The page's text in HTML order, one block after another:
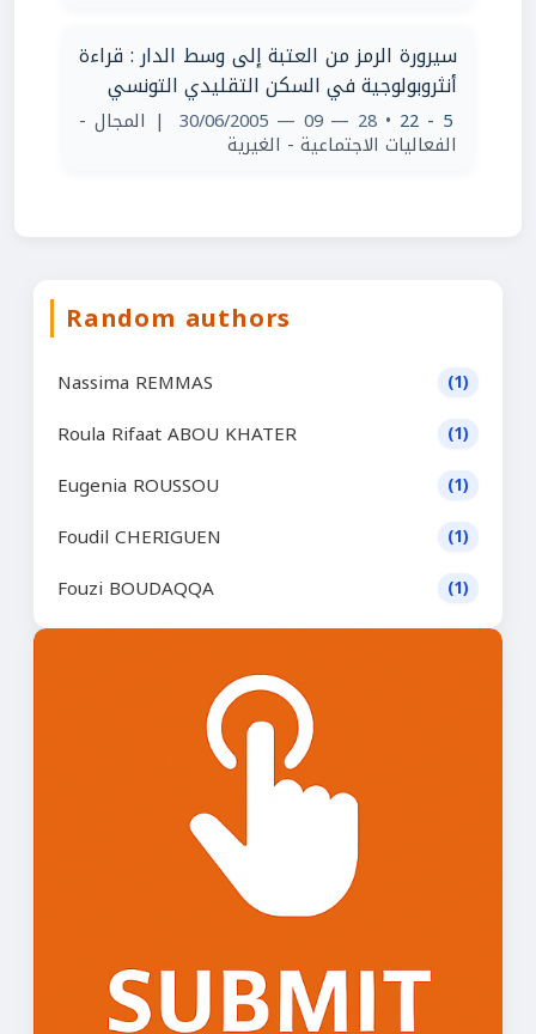
سيرورة الرمز من العتبة إلى وسط الدار : قراءة
أنثروبولوجية في السكن التقليدي التونسي
5 - 22
• 28 — 09 — 30/06/2005 | المجال -
الفعاليات الاجتماعية - الغيرية
Random authors
Nassima REMMAS (1)
Roula Rifaat ABOU KHATER (1)
Eugenia ROUSSOU (1)
Foudil CHERIGUEN (1)
Fouzi BOUDAQQA (1)